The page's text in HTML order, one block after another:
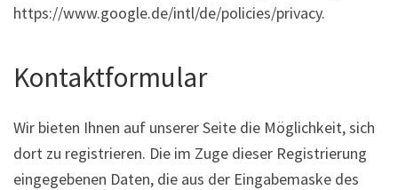
https://www.google.de/intl/de/policies/privacy.
Kontaktformular
Wir bieten Ihnen auf unserer Seite die Möglichkeit, sich
dort zu registrieren. Die im Zuge dieser Registrierung
eingegebenen Daten, die aus der Eingabemaske des